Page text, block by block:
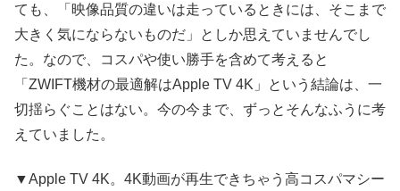
ても、「映像品質の違いは走っているときには、そこまで
大きく気にならないものだ」としか思えていませんでし
た。なので、コスパや使い勝手を含めて考えると
「ZWIFT機材の最適解はApple TV 4K」という結論は、一
切揺らぐことはない。今の今まで、ずっとそんなふうに考
えていました。
▼Apple TV 4K。4K動画が再生できちゃう高コスパマシー